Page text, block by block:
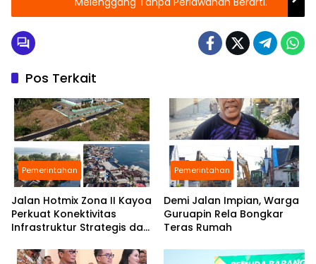
Pos Terkait
Pemerintahan
Jalan Hotmix Zona II Kayoa
Perkuat Konektivitas
Infrastruktur Strategis dan
Pemerintahan
Demi Jalan Impian, Warga
Guruapin Rela Bongkar
Teras Rumah